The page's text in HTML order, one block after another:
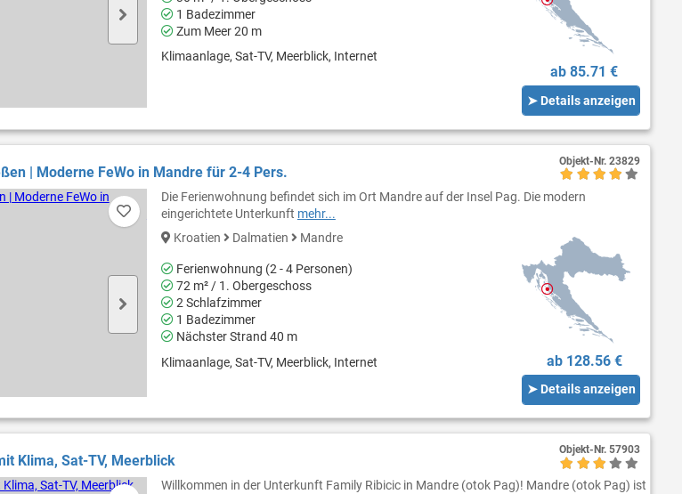
1 Badezimmer
Zum Meer 20 m
Klimaanlage, Sat-TV, Meerblick, Internet
ab 85.71 €
➤ Details anzeigen
| Moderne FeWo in Mandre für 2-4 Pers.
Die Ferienwohnung befindet sich im Ort Mandre auf der Insel Pag. Die modern
eingerichtete Unterkunft mehr...
Kroatien
Dalmatien Mandre
Ferienwohnung (2 - 4 Personen)
72 m² / 1. Obergeschoss
2 Schlafzimmer
1 Badezimmer
Nächster Strand 40 m
Klimaanlage, Sat-TV, Meerblick, Internet
ab 128.56 €
➤ Details anzeigen
Objekt-Nr. 23829
Klima, Sat-TV, Meerblick
Willkommen in der Unterkunft Family Ribicic in Mandre (otok Pag)! Mandre (otok Pag) ist
Objekt-Nr. 57903